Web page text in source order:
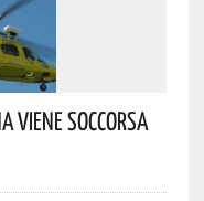
Viene Soccorsa